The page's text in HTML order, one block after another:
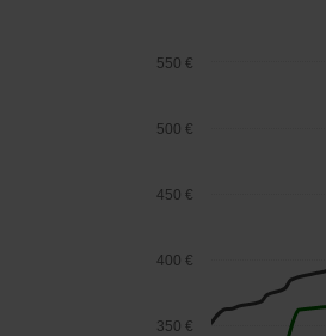
350 €
400 €
450 €
500 €
550 €